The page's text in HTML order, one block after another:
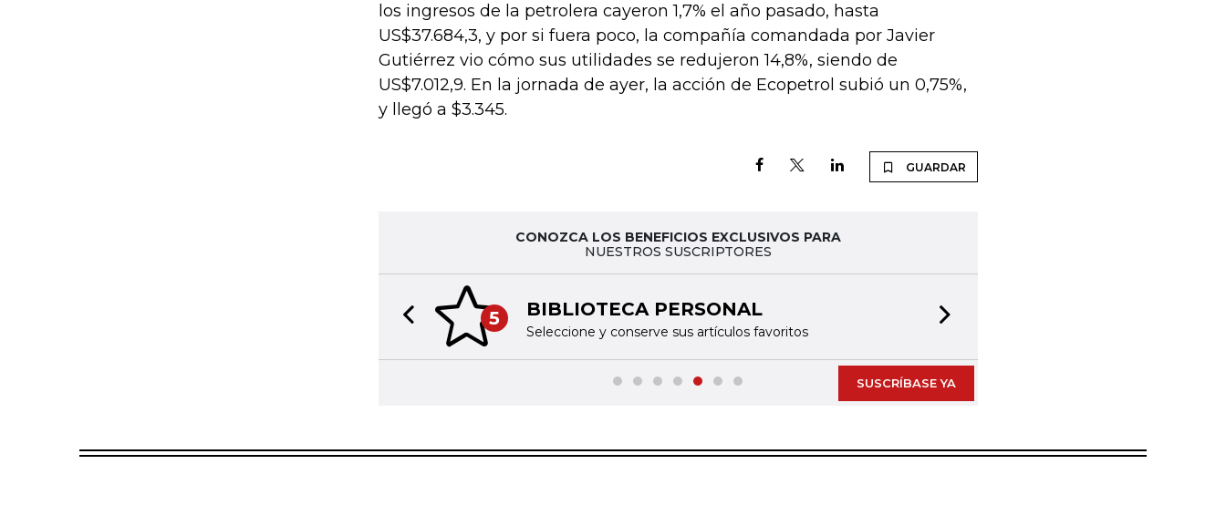
los ingresos de la petrolera cayeron 1,7% el año pasado, hasta
US$37.684,3, y por si fuera poco, la compañía comandada por Javier
Gutiérrez vio cómo sus utilidades se redujeron 14,8%, siendo de
US$7.012,9. En la jornada de ayer, la acción de Ecopetrol subió un 0,75%,
y llegó a $3.345.
GUARDAR
CONOZCA LOS BENEFICIOS EXCLUSIVOS PARA
NUESTROS SUSCRIPTORES
5 BIBLIOTECA PERSONAL
Seleccione y conserve sus artículos favoritos
Previous slide
SUSCRÍBASE YA